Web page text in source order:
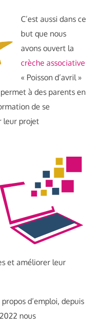
C’est aussi dans ce
but que nous
avons ouvert la
crèche associative
« Poisson d’avril »
à des parents en
de se
leur projet
et améliorer leur
propos d’emploi, depuis
nous